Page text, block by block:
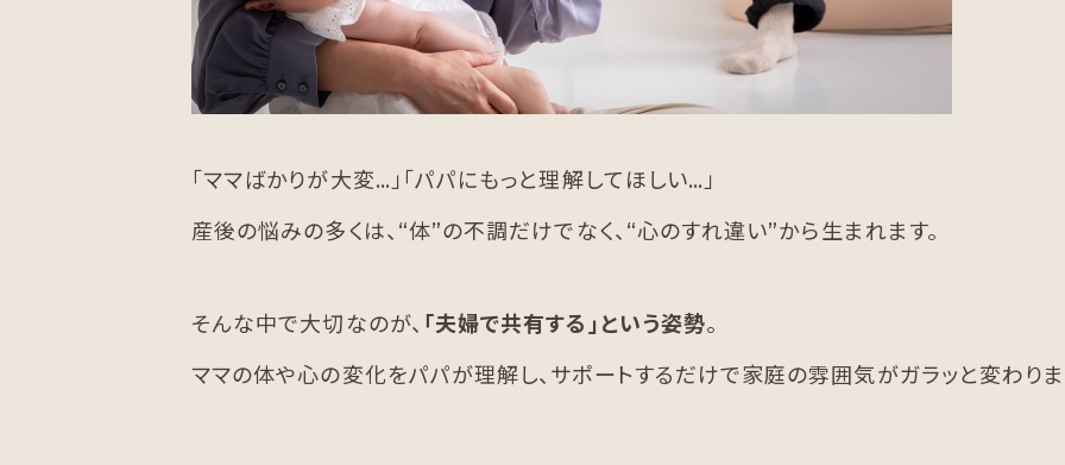
「ママばかりが大変…」「パパにもっと理解してほしい…」
産後の悩みの多くは、“体”の不調だけでなく、“心のすれ違い”から生まれます。
そんな中で大切なのが、 「夫婦で共有する」という姿勢。
ママの体や心の変化をパパが理解し、サポートするだけで家庭の雰囲気がガラッと変わりま